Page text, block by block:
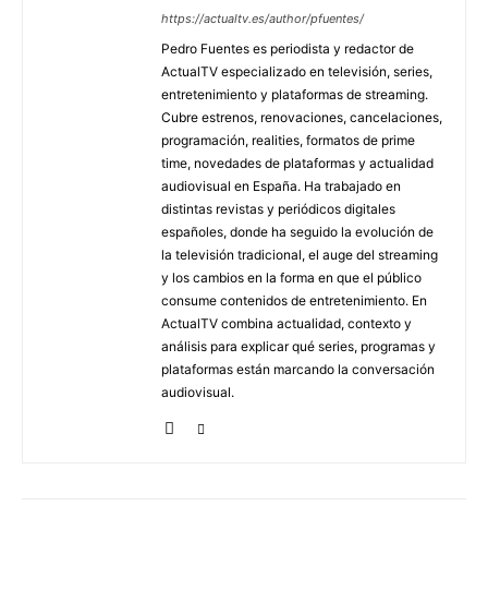
https://actualtv.es/author/pfuentes/
Pedro Fuentes es periodista y redactor de
ActualTV especializado en televisión, series,
entretenimiento y plataformas de streaming.
Cubre estrenos, renovaciones, cancelaciones,
programación, realities, formatos de prime
time, novedades de plataformas y actualidad
audiovisual en España. Ha trabajado en
distintas revistas y periódicos digitales
españoles, donde ha seguido la evolución de
la televisión tradicional, el auge del streaming
y los cambios en la forma en que el público
consume contenidos de entretenimiento. En
ActualTV combina actualidad, contexto y
análisis para explicar qué series, programas y
plataformas están marcando la conversación
audiovisual.